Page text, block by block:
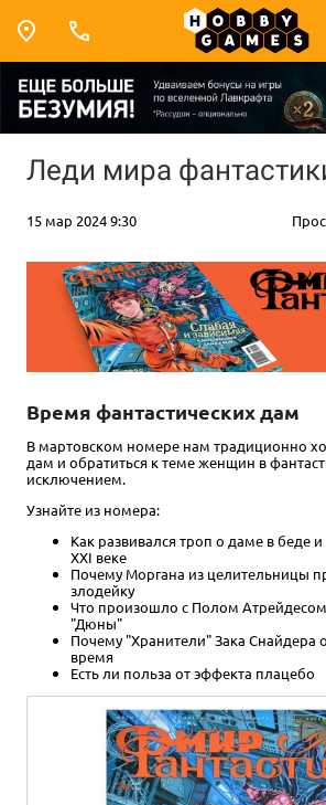
Леди мира
15 мар 2024 9:30
Время фантастических дам
В мартовском номере нам традиционно
дам и обратиться к теме женщин в
исключением.
Узнайте из номера:
Как развивался троп о даме в беде
XXI веке
Почему Моргана из целительницы
злодейку
Что произошло с Полом
"Дюны"
Почему "Хранители" Зака Снайдера
время
Есть ли польза от эффекта плацебо